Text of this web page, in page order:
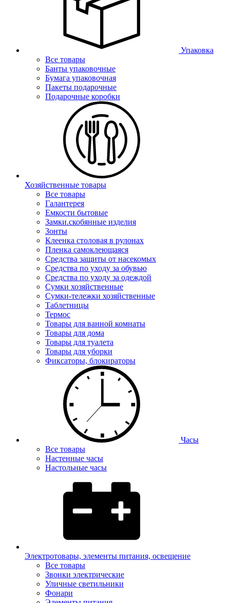
Упаковка
Все товары
Банты упаковочные
Бумага упаковочная
Пакеты подарочные
Подарочные коробки
Хозяйственные товары
Все товары
Галантерея
Емкости бытовые
Замки.скобянные изделия
Зонты
Клеенка столовая в рулонах
Пленка самоклеющаяся
Средства защиты от насекомых
Средства по уходу за обувью
Средства по уходу за одеждой
Сумки хозяйственные
Сумки-тележки хозяйственные
Таблетницы
Термос
Товары для ванной комнаты
Товары для дома
Товары для туалета
Товары для уборки
Фиксаторы, блокираторы
Часы
Все товары
Настенные часы
Настольные часы
Электротовары, элементы питания, освещение
Все товары
Звонки электрические
Уличные светильники
Фонари